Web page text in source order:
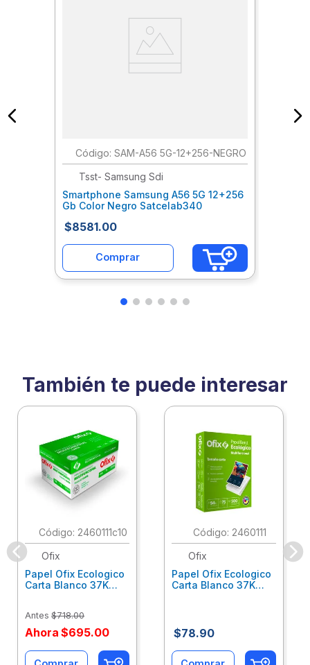
: SAM-A56 5G-12+256-NEGRO
Tsst- Samsung Sdi
Smartphone Samsung A56 5G 12+256
Gb Color Negro Satcelab340
$8581.00
Comprar
También te puede interesar
: 2460111c10
Ofix
Papel Ofix Ecologico
Carta Blanco 37K
Antes $718.00
Ahora $695.00
: 2460111
Ofix
Papel Ofix Ecologico
Carta Blanco 37K
$78.90